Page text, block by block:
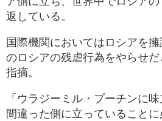
返している。
国際機関においてはロシアを
のロシアの残虐行為をやらせ
指摘。
「ウラジーミル・プーチンに
間違った側に立っていること